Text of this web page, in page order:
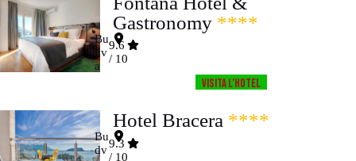
Gastronomy ****
Bu
dv
a
9.6
/ 10
Visita l’HOTEL
Hotel Bracera ****
Bu
dv
9.3
/ 10